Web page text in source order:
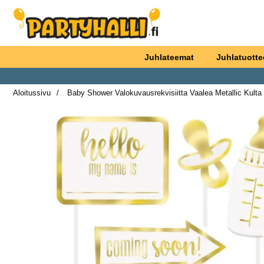
Ostoskori laajennettu Partyhallen AB
Juhlateemat
Aloitussivu
Baby Shower Valokuvausrekvisiitta Vaalea Metallic Kulta